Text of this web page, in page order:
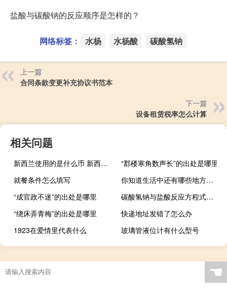
盐酸与碳酸钠的反应顺序是怎样的？
网络标签： 水杨 水杨酸 碳酸氢钠
上一篇
合同条款变更补充协议书范本
下一篇
设备租赁税率怎么计算
相关问题
新西兰使用的是什么币 新西兰的钞票是塑料
“郡楼寒角数声长”的出处是哪里
就餐条件怎么填写
你知道生活中还有哪些地方用到数字编码吗
“成官政不迷”的出处是哪里
碳酸氢钠与盐酸反应方程式是什么
“绕床弄青梅”的出处是哪里
快递地址发错了怎么办
1923在爱情里代表什么
玻璃管液位计有什么型号
☚